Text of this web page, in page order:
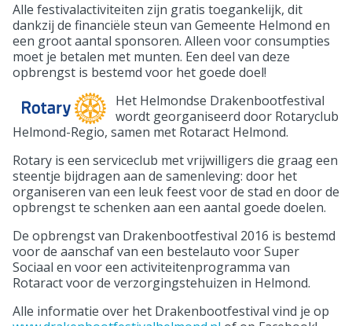
Alle festivalactiviteiten zijn gratis toegankelijk, dit
dankzij de financiële steun van Gemeente Helmond en
een groot aantal sponsoren. Alleen voor consumpties
moet je betalen met munten. Een deel van deze
opbrengst is bestemd voor het goede doel!
Het Helmondse Drakenbootfestival
wordt georganiseerd door Rotaryclub
Helmond-Regio, samen met Rotaract Helmond.
Rotary is een serviceclub met vrijwilligers die graag een
steentje bijdragen aan de samenleving: door het
organiseren van een leuk feest voor de stad en door de
opbrengst te schenken aan een aantal goede doelen.
De opbrengst van Drakenbootfestival 2016 is bestemd
voor de aanschaf van een bestelauto voor Super
Sociaal en voor een activiteitenprogramma van
Rotaract voor de verzorgingstehuizen in Helmond.
Alle informatie over het Drakenbootfestival vind je op